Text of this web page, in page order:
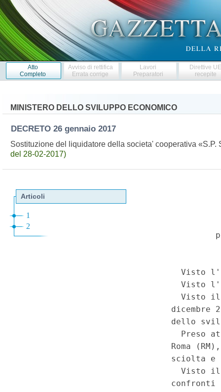
Atto
Completo
Avviso di rettifica
Errata corrige
Lavori
Preparatori
Direttive
recepite
MINISTERO DELLO SVILUPPO ECONOMICO
DECRETO 26 gennaio 2017
Sostituzione del liquidatore della societa' cooperativa
del 28-02-2017)